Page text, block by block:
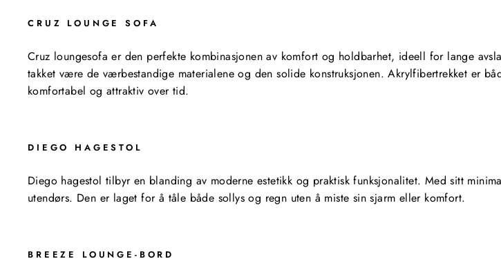
CRUZ LOUNGE SOFA
Cruz loungesofa er den perfekte kombinasjonen av komfort og holdbarhet, ideell for lange
takket være de værbestandige materialene og den solide konstruksjonen. Akrylfibertrekket er
komfortabel og attraktiv over tid.
DIEGO HAGESTOL
Diego hagestol tilbyr en blanding av moderne estetikk og praktisk funksjonalitet. Med sitt
utendørs. Den er laget for å tåle både sollys og regn uten å miste sin sjarm eller komfort.
BREEZE LOUNGE-BORD